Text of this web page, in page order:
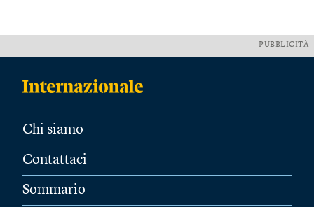
PUBBLICITÀ
Chi siamo
Contattaci
Sommario